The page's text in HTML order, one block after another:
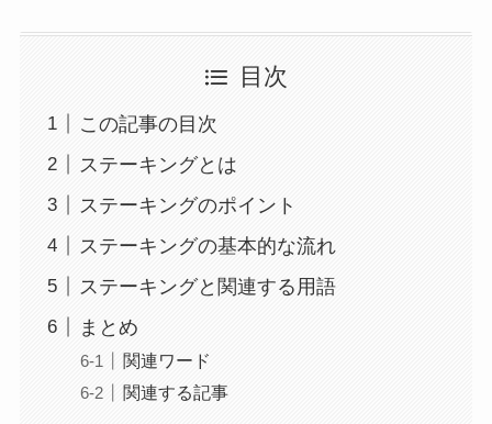
目次
この記事の目次
ステーキングとは
ステーキングのポイント
ステーキングの基本的な流れ
ステーキングと関連する用語
まとめ
関連ワード
関連する記事